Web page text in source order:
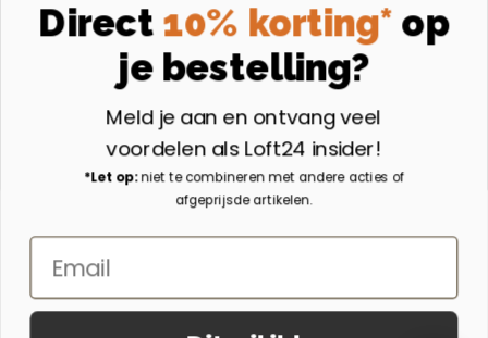
Instagram
Volg ons op Instagram
Aangesloten bij
Direct 10% korting* op
je bestelling?
Meld je aan en ontvang veel
voordelen als Loft24 insider!
*Let op:niet te combineren met andere acties of
afgeprijsde artikelen.
Email